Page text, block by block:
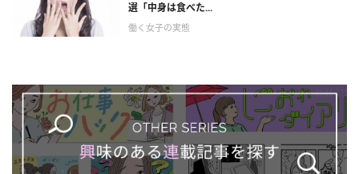
選「中身は食べた...
働く女子の実態